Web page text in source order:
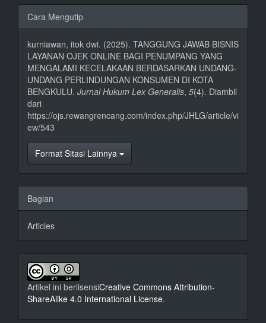
Rincian
Artikel
Cara Mengutip
kurniawan, itok dwi. (2025). TANGGUNG JAWAB BISNIS
LAYANAN OJEK ONLINE BAGI PENUMPANG YANG
MENGALAMI KECELAKAAN BERDASARKAN UNDANG-
UNDANG PERLINDUNGAN KONSUMEN DI KOTA
BENGKULU. Jurnal Hukum Lex Generalis, 5(4). Diambil
dari
https://ojs.rewangrencang.com/index.php/JHLG/article/vi
ew/543
Format Sitasi Lainnya
Bagian
Articles
Artikel ini berlisensiCreative Commons Attribution-
ShareAlike 4.0 International License.